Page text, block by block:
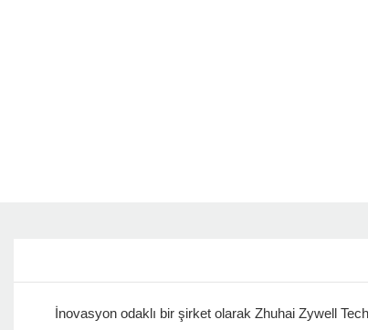
İnovasyon odaklı bir şirket olarak Zhuhai Zywell